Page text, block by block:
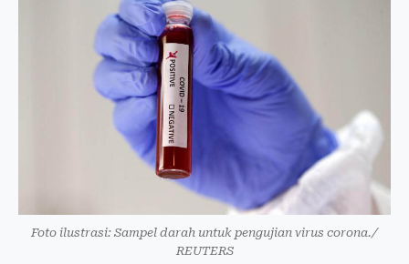
Foto ilustrasi: Sampel darah untuk pengujian virus corona./
REUTERS